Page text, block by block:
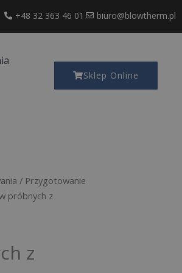
+48 32 363 46 01 biuro@blowtherm.pl
Sklep Online
/ Przygotowanie
próbnych z
z